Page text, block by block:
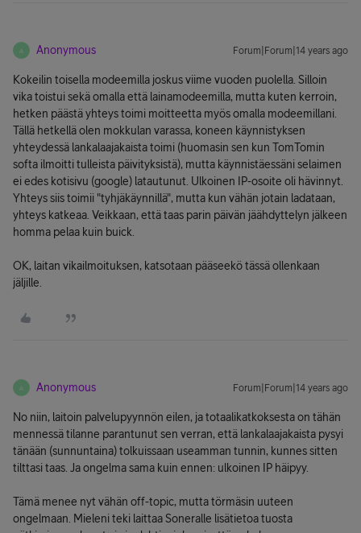
A Anonymous Forum|Forum|14 years ago
Kokeilin toisella modeemilla joskus viime vuoden puolella. Silloin
vika toistui sekä omalla että lainamodeemilla, mutta kuten kerroin,
hetken päästä yhteys toimi moitteetta myös omalla modeemillani.
Tällä hetkellä olen mokkulan varassa, koneen käynnistyksen
yhteydessä lankalaajakaista toimi (huomasin sen kun TomTomin
softa ilmoitti tulleista päivityksistä), mutta käynnistäessäni selaimen
ei edes kotisivu (google) latautunut. Ulkoinen IP-osoite oli hävinnyt.
Yhteys siis toimii "tyhjäkäynnillä", mutta kun vähän jotain ladataan,
yhteys katkeaa. Veikkaan, että taas parin päivän jäähdyttelyn jälkeen
homma pelaa kuin buick.
OK, laitan vikailmoituksen, katsotaan pääseekö tässä ollenkaan
jäljille.
A Anonymous Forum|Forum|14 years ago
No niin, laitoin palvelupyynnön eilen, ja totaalikatkoksesta on tähän
mennessä tilanne parantunut sen verran, että lankalaajakaista pysyi
tänään (sunnuntaina) tolkuissaan useamman tunnin, kunnes sitten
tilttasi taas. Ja ongelma sama kuin ennen: ulkoinen IP häipyy.
Tämä menee nyt vähän off-topic, mutta törmäsin uuteen
ongelmaan. Mieleni teki laittaa Soneralle lisätietoa tuosta